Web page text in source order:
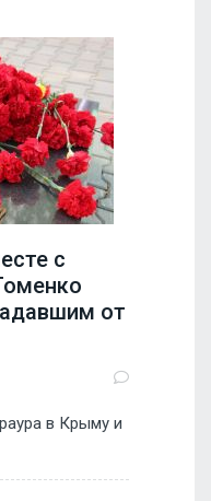
с
от
в Крыму и